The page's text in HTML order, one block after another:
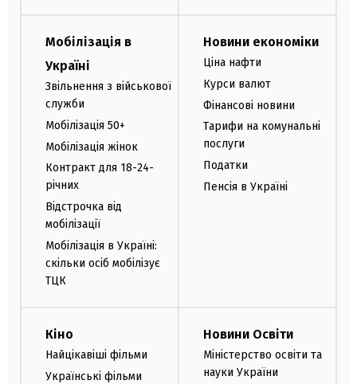
Мобілізація в
Україні
Звільнення з військової
служби
Мобілізація 50+
Мобілізація жінок
Контракт для 18-24-
річних
Відстрочка від
мобілізації
Мобілізація в Україні:
скільки осіб мобілізує
ТЦК
Новини економіки
Ціна нафти
Курси валют
Фінансові новини
Тарифи на комунальні
послуги
Податки
Пенсія в Україні
Кіно
Найцікавіші фільми
Українські фільми
Новини Освіти
Міністерство освіти та
науки України